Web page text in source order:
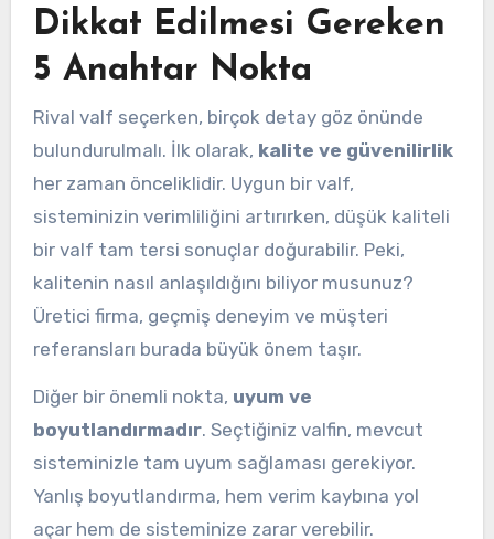
Dikkat Edilmesi Gereken
5 Anahtar Nokta
Rival valf seçerken, birçok detay göz önünde
bulundurulmalı. İlk olarak, kalite ve güvenilirlik
her zaman önceliklidir. Uygun bir valf,
sisteminizin verimliliğini artırırken, düşük kaliteli
bir valf tam tersi sonuçlar doğurabilir. Peki,
kalitenin nasıl anlaşıldığını biliyor musunuz?
Üretici firma, geçmiş deneyim ve müşteri
referansları burada büyük önem taşır.
Diğer bir önemli nokta, uyum ve
boyutlandırmadır. Seçtiğiniz valfin, mevcut
sisteminizle tam uyum sağlaması gerekiyor.
Yanlış boyutlandırma, hem verim kaybına yol
açar hem de sisteminize zarar verebilir.